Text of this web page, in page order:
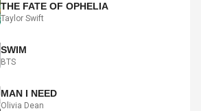
THE FATE OF OPHELIA
Taylor Swift
SWIM
BTS
MAN I NEED
Olivia Dean